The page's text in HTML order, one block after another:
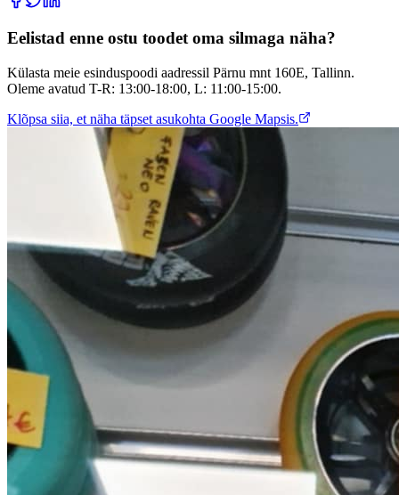
Eelistad enne ostu toodet oma silmaga näha?
Külasta meie esinduspoodi aadressil Pärnu mnt 160E, Tallinn.
Oleme avatud T-R: 13:00-18:00, L: 11:00-15:00.
Klõpsa siia, et näha täpset asukohta Google Mapsis.